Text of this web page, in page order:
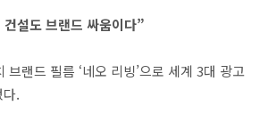
설도 브랜드 싸움이다”
브랜드 필름 ‘네오 리빙’으로 세계 3대 광고
다.